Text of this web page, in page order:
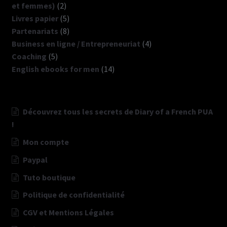
et femmes) 22
produits
Livres papier 55
produits
Partenariats 88
produits
Business en ligne / Entrepreneuriat 44
Coaching 55
produits
English ebooks for men 1414
Découvrez tous les secrets de Diary of a French PUA
!
Mon compte
Paypal
Tuto boutique
Politique de confidentialité
CGV et Mentions Légales